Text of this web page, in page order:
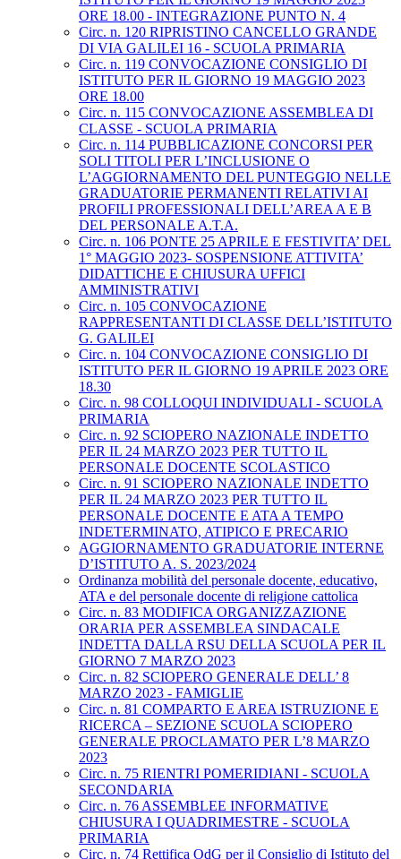
ORE 18.00 - INTEGRAZIONE PUNTO N. 4
Circ. n. 120 RIPRISTINO CANCELLO GRANDE
DI VIA GALILEI 16 - SCUOLA PRIMARIA
Circ. n. 119 CONVOCAZIONE CONSIGLIO DI
ISTITUTO PER IL GIORNO 19 MAGGIO 2023
ORE 18.00
Circ. n. 115 CONVOCAZIONE ASSEMBLEA DI
CLASSE - SCUOLA PRIMARIA
Circ. n. 114 PUBBLICAZIONE CONCORSI PER
SOLI TITOLI PER L’INCLUSIONE O
L’AGGIORNAMENTO DEL PUNTEGGIO NELLE
GRADUATORIE PERMANENTI RELATIVI AI
PROFILI PROFESSIONALI DELL’AREA A E B
DEL PERSONALE A.T.A.
Circ. n. 106 PONTE 25 APRILE E FESTIVITA’ DEL
1° MAGGIO 2023- SOSPENSIONE ATTIVITA’
DIDATTICHE E CHIUSURA UFFICI
AMMINISTRATIVI
Circ. n. 105 CONVOCAZIONE
RAPPRESENTANTI DI CLASSE DELL’ISTITUTO
G. GALILEI
Circ. n. 104 CONVOCAZIONE CONSIGLIO DI
ISTITUTO PER IL GIORNO 19 APRILE 2023 ORE
18.30
Circ. n. 98 COLLOQUI INDIVIDUALI - SCUOLA
PRIMARIA
Circ. n. 92 SCIOPERO NAZIONALE INDETTO
PER IL 24 MARZO 2023 PER TUTTO IL
PERSONALE DOCENTE SCOLASTICO
Circ. n. 91 SCIOPERO NAZIONALE INDETTO
PER IL 24 MARZO 2023 PER TUTTO IL
PERSONALE DOCENTE E ATA A TEMPO
INDETERMINATO, ATIPICO E PRECARIO
AGGIORNAMENTO GRADUATORIE INTERNE
D’ISTITUTO A. S. 2023/2024
Ordinanza mobilità del personale docente, educativo,
ATA e del personale docente di religione cattolica
Circ. n. 83 MODIFICA ORGANIZZAZIONE
ORARIA PER ASSEMBLEA SINDACALE
INDETTA DALLA RSU DELLA SCUOLA PER IL
GIORNO 7 MARZO 2023
Circ. n. 82 SCIOPERO GENERALE DELL’ 8
MARZO 2023 - FAMIGLIE
Circ. n. 81 COMPARTO E AREA ISTRUZIONE E
RICERCA – SEZIONE SCUOLA SCIOPERO
GENERALE PROCLAMATO PER L’8 MARZO
2023
Circ. n. 75 RIENTRI POMERIDIANI - SCUOLA
SECONDARIA
Circ. n. 76 ASSEMBLEE INFORMATIVE
CHIUSURA I QUADRIMESTRE - SCUOLA
PRIMARIA
Circ. n. 74 Rettifica OdG per il Consiglio di Istituto del